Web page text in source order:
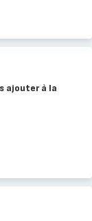
ajouter à la